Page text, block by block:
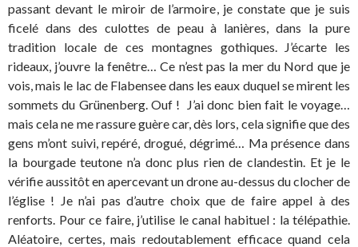
passant devant le miroir de l’armoire, je constate que je suis
ficelé dans des culottes de peau à lanières, dans la pure
tradition locale de ces montagnes gothiques. J’écarte les
rideaux, j’ouvre la fenêtre… Ce n’est pas la mer du Nord que je
vois, mais le lac de Flabensee dans les eaux duquel se mirent les
sommets du Grünenberg. Ouf ! J’ai donc bien fait le voyage…
mais cela ne me rassure guère car, dès lors, cela signifie que des
gens m’ont suivi, repéré, drogué, dégrimé… Ma présence dans
la bourgade teutone n’a donc plus rien de clandestin. Et je le
vérifie aussitôt en apercevant un drone au-dessus du clocher de
l’église ! Je n’ai pas d’autre choix que de faire appel à des
renforts. Pour ce faire, j’utilise le canal habituel : la télépathie.
Aléatoire, certes, mais redoutablement efficace quand cela